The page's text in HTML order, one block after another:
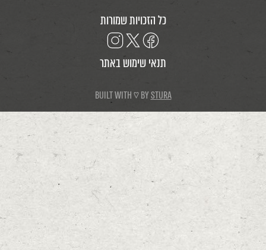
כל הזכויות שמורות
תנאי שימוש באתר
BUILT WITH ♡ BYSTURA